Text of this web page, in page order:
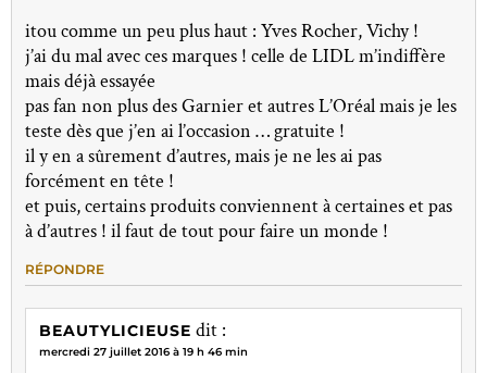
itou comme un peu plus haut : Yves Rocher, Vichy !
j’ai du mal avec ces marques ! celle de LIDL m’indiffère
mais déjà essayée
pas fan non plus des Garnier et autres L’Oréal mais je les
teste dès que j’en ai l’occasion … gratuite !
il y en a sûrement d’autres, mais je ne les ai pas
forcément en tête !
et puis, certains produits conviennent à certaines et pas
à d’autres ! il faut de tout pour faire un monde !
RÉPONDRE
BEAUTYLICIEUSE dit :
mercredi 27 juillet 2016 à 19 h 46 min